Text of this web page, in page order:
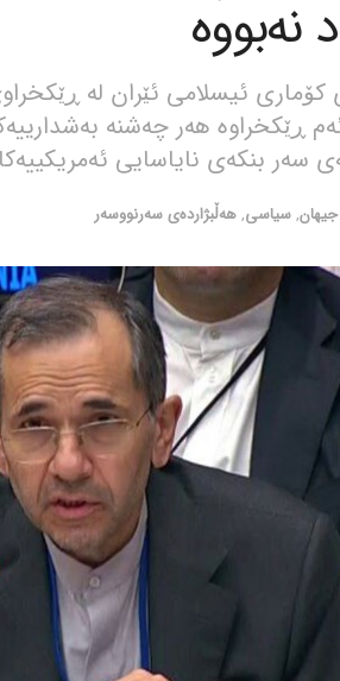
ئیسلامی ئێران لە
ڕێکخراوە هەر چەشنە
سەر بنکەی نایاسایی
جیهان,سیاسی,هەڵبژاردەی سەرنووسەر